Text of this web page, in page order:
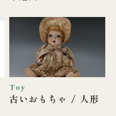
Toy
古いおもちゃ / 人形